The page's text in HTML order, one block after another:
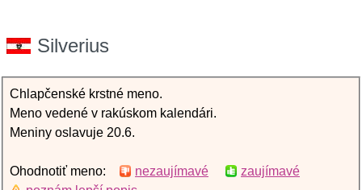
Silverius
Chlapčenské krstné meno.
Meno vedené v rakúskom kalendári.
Meniny oslavuje 20.6.
Ohodnotiť meno: nezaujímavé
zaujímavé